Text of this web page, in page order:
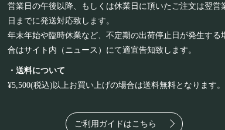
営業日の午後以降、もしくは休業日に頂いたご注文は翌営
日までに発送対応致します。
年末年始や臨時休業など、不定期の出荷停止日が発生する
合はサイト内（ニュース）にて適宜告知致します。
・送料について
¥5,500(税込)以上お買い上げの場合は送料無料となります。
ご利用ガイドはこちら